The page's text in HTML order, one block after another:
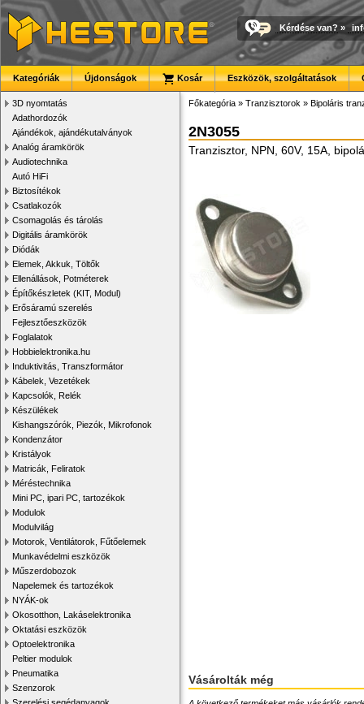
Kérdése van? »
Kategóriák Újdonságok Kosár Eszközök, szolgáltatások
3D nyomtatás
Adathordozók
Ajándékok, ajándékutalványok
Analóg áramkörök
Audiotechnika
Autó HiFi
Biztosítékok
Csatlakozók
Csomagolás és tárolás
Digitális áramkörök
Diódák
Elemek, Akkuk, Töltők
Ellenállások, Potméterek
Építőkészletek (KIT, Modul)
Erősáramú szerelés
Fejlesztőeszközök
Foglalatok
Hobbielektronika.hu
Induktivitás, Transzformátor
Kábelek, Vezetékek
Kapcsolók, Relék
Készülékek
Kishangszórók, Piezók, Mikrofonok
Kondenzátor
Kristályok
Matricák, Feliratok
Méréstechnika
Mini PC, ipari PC, tartozékok
Modulok
Modulvilág
Motorok, Ventilátorok, Fűtőelemek
Munkavédelmi eszközök
Műszerdobozok
Napelemek és tartozékok
NYÁK-ok
Okosotthon, Lakáselektronika
Oktatási eszközök
Optoelektronika
Peltier modulok
Pneumatika
Szenzorok
Főkategória » Tranzisztorok » Bipoláris
2N3055
Tranzisztor, NPN, 60V, 15A,
Vásárolták még